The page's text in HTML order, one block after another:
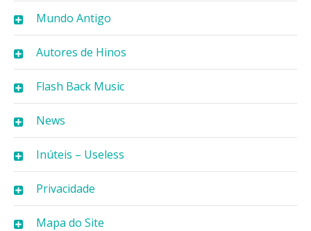
Mundo Antigo
Autores de Hinos
Flash Back Music
News
Inúteis – Useless
Privacidade
Mapa do Site